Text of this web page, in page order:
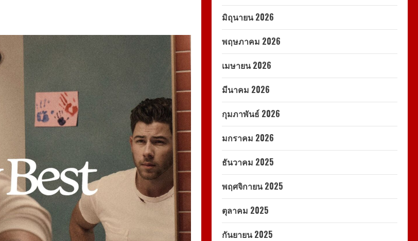
มิถุนายน 2026
พฤษภาคม 2026
เมษายน 2026
มีนาคม 2026
กุมภาพันธ์ 2026
มกราคม 2026
ธันวาคม 2025
พฤศจิกายน 2025
ตุลาคม 2025
กันยายน 2025